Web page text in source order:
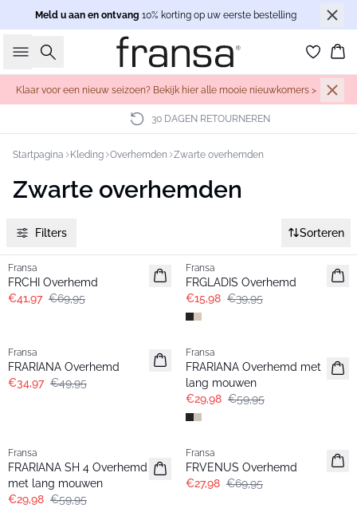
Meld u aan en ontvang 10% korting op uw eerste bestelling
Zoeken
Klaar voor een nieuw seizoen? Bekijk hier alle mooie nieuwkomers >
30 DAGEN RETOURNEREN
Startpagina Kleding Overhemden Zwarte overhemden
Zwarte overhemden
Filters Sorteren
- 40%
Fransa
FRCHI Overhemd
€41,97 €69,95
Fransa
FRGLADIS Overhemd
€15,98 €39,95
Fransa
FRARIANA Overhemd
€34,97 €49,95
Extended size
- 50%
Fransa
FRARIANA Overhemd met
lang mouwen
€29,98 €59,95
Fransa
FRARIANA SH 4 Overhemd
met lang mouwen
€29,98 €59,95
- 60%
Fransa
FRVENUS Overhemd
€27,98 €69,95